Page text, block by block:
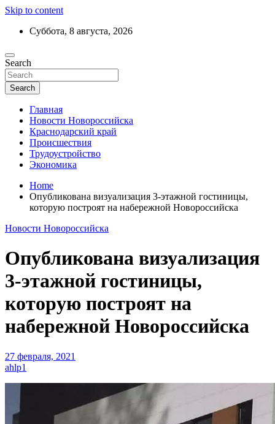
Skip to content
Суббота, 8 августа, 2026
Актуальные новости Новороссийска и
Краснодарского края
Ежедневный дайджест событий региона
Search
Search
Главная
Новости Новороссийска
Краснодарский край
Происшествия
Трудоустройство
Экономика
Home
Опубликована визуализация 3-этажной гостиницы,
которую построят на набережной Новороссийска
Новости Новороссийска
Опубликована визуализация
3-этажной гостиницы,
которую построят на
набережной Новороссийска
27 февраля, 2021
ahlp1